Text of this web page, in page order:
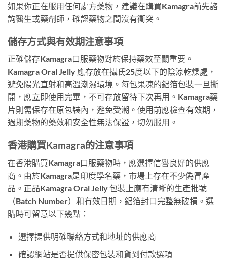
如果你正在服用任何處方藥物，建議在購買Kamagra前先諮
詢醫生或藥劑師，確認藥物之間沒有衝突。
儲存方式與有效期注意事項
正確儲存Kamagra口服藥物對於保持藥效至關重要。
Kamagra Oral Jelly 應存放在攝氏25度以下的陰涼乾燥處，
避免陽光直射和高溫潮濕環境。每包果凍的鋁箔包裝一旦撕
開，應立即使用完畢，不可存放留待下次再用。Kamagra藥
片則需保存在原包裝內，避免受潮。使用前應檢查有效期，
過期藥物的藥效和安全性無法保證，切勿服用。
香港購買Kamagra的注意事項
在香港購買Kamagra口服藥物時，應選擇信譽良好的供應
商。由於Kamagra是印度學名藥，市場上存在不少偽冒產
品。正品Kamagra Oral Jelly 包裝上應有清晰的生產批號
（Batch Number）和有效日期，鋁箔封口完整無破損。選
購時可留意以下幾點：
選擇提供明確聯絡方式和地址的供應商
確認網站是否提供保密包裝和貨到付款選項